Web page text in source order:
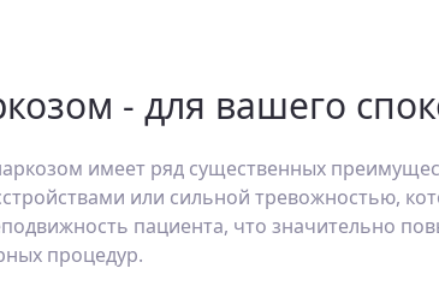
- для вашего
имеет ряд существенных
или сильной тревожностью,
пациента, что значительно
процедур.